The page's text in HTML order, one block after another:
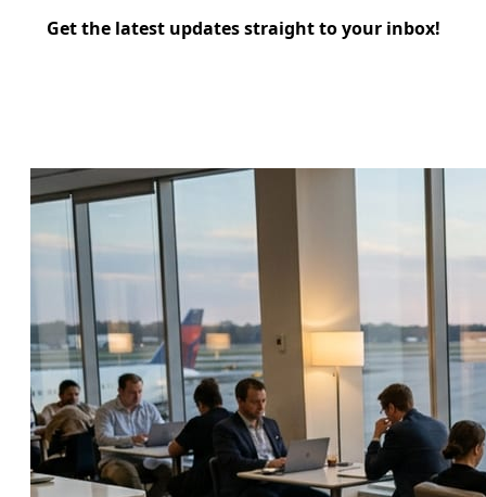
Get the latest updates straight to your inbox!